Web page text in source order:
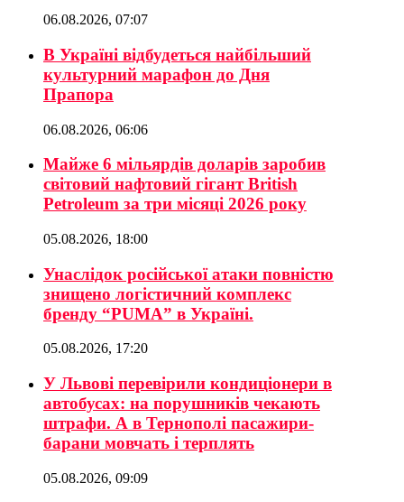
06.08.2026, 07:07
В Україні відбудеться найбільший
культурний марафон до Дня
Прапора
06.08.2026, 06:06
Майже 6 мільярдів доларів заробив
світовий нафтовий гігант British
Petroleum за три місяці 2026 року
05.08.2026, 18:00
Унаслідок російської атаки повністю
знищено логістичний комплекс
бренду “PUMA” в Україні.
05.08.2026, 17:20
У Львові перевірили кондиціонери в
автобусах: на порушників чекають
штрафи. А в Тернополі пасажири-
барани мовчать і терплять
05.08.2026, 09:09